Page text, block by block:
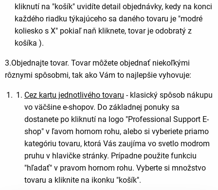
kliknutí na "košík" uvidíte detail objednávky, kedy na konci
každého riadku týkajúceho sa daného tovaru je "modré
koliesko s X" pokiaľ naň kliknete, tovar je odobratý z
košíka ).
3.Objednajte tovar. Tovar môžete objednať niekoľkými
rôznymi spôsobmi, tak ako Vám to najlepšie vyhovuje:
Cez kartu jednotlivého tovaru - klasický spôsob nákupu
vo väčšine e-shopov. Do základnej ponuky sa
dostanete po kliknutí na logo "Professional Support E-
shop" v ľavom hornom rohu, alebo si vyberiete priamo
kategóriu tovaru, ktorá Vás zaujíma vo svetlo modrom
pruhu v hlavičke stránky. Prípadne použite funkciu
"hľadať" v pravom hornom rohu. Vyberte si množstvo
tovaru a kliknite na ikonku "košík".